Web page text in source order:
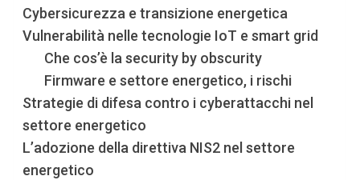
Cybersicurezza e transizione energetica
Vulnerabilità nelle tecnologie IoT e smart grid
Che cos’è la security by obscurity
Firmware e settore energetico, i rischi
Strategie di difesa contro i cyberattacchi nel
settore energetico
L’adozione della direttiva NIS2 nel settore
energetico